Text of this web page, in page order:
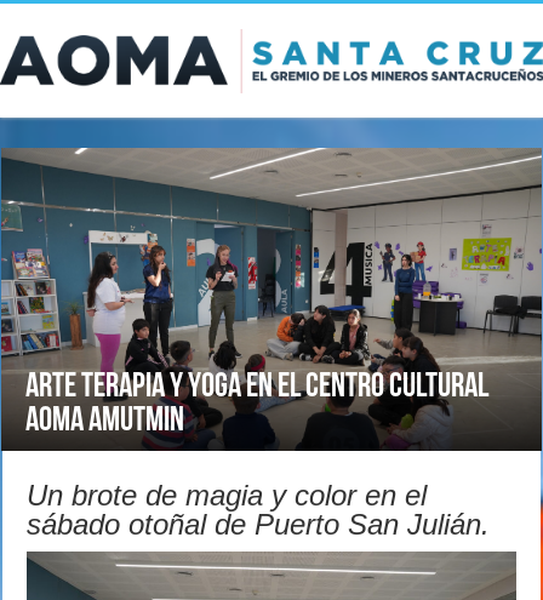
ARTE TERAPIA Y YOGA EN EL CENTRO CULTURAL
AOMA AMUTMIN
Un brote de magia y color en el
sábado otoñal de Puerto San Julián.